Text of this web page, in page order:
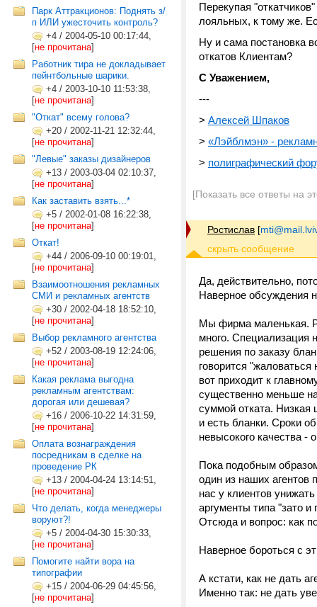
Парк Аттракционов: Поднять з/
п ИЛИ ужесточить контроль?
+4 / 2004-05-10 00:17:44,
[не прочитана]
Работник тира не докладывает
пейнтбольные шарики.
+4 / 2003-10-10 11:53:38,
[не прочитана]
"Откат" всему голова?
+20 / 2002-11-21 12:32:44,
[не прочитана]
"Левые" заказы дизайнеров
+13 / 2003-03-04 02:10:37,
[не прочитана]
Как заставить взять...*
+5 / 2002-01-08 16:22:38,
[не прочитана]
Откат!
+44 / 2006-09-10 00:19:01,
[не прочитана]
Взаимоотношения рекламных
СМИ и рекламных агентств
+30 / 2002-04-18 18:52:10,
[не прочитана]
Выбор рекламного агентства
+52 / 2003-08-19 12:24:06,
[не прочитана]
Какая реклама выгодна
рекламным агентствам:
дорогая или дешевая?
+16 / 2006-10-22 14:31:59,
[не прочитана]
Оплата вознаграждения
посредникам в сделке на
проведение РК
+13 / 2004-04-24 13:14:51,
[не прочитана]
Что делать, когда менеджеры
воруют?!
+5 / 2004-04-30 15:30:33,
[не прочитана]
Помогите найти вора на
типографии
+15 / 2004-06-29 04:45:56,
[не прочитана]
Перекупая
лояльных, к тому же.
Ну и сама постановка
откатов Клиентам?
С Уважением,
---
> Алексей Шпаков
> «Лэйблмэн» -
> полиграфический
[Показать все ответы на
Ростислав [
Да, действительно,
Наверное обсуждения
Мы фирма маленькая.
много. Специализация
решения по заказу
говорится
вот приходит к
существенно меньше
суммой отката. Низкая
и есть бланки. Сроки
невысокого качества -
Пока подобным
один из наших агентов
нас у клиентов
аргументы типа "зато
Отсюда и вопрос: как
Наверное бороться с
А кстати, как не дать
Именно так: не дать